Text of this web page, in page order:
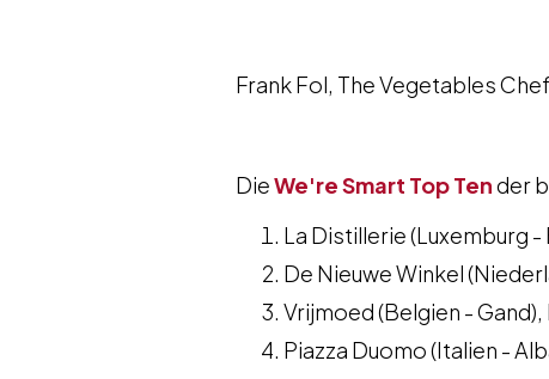
Frank Fol, The Vegetables
DieWe're Smart Top Tender
La Distillerie (Luxemburg
De Nieuwe Winkel
Vrijmoed (Belgien -
Piazza Duomo (Italien -